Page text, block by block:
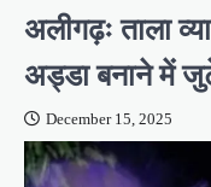
अलीगढ़ः ताला
अड्डा बनाने में
December 15, 2025